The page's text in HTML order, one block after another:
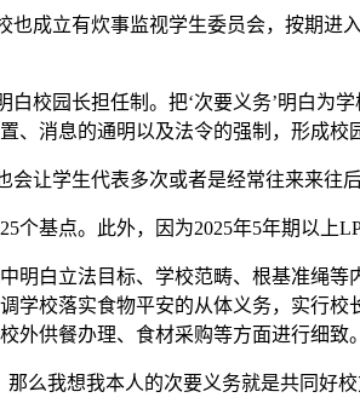
立有炊事监视学生委员会，按期进
园长担任制。把‘次要义务’明白为
、消息的通明以及法令的强制，形成校
学生代表多次或者是经常往来来往
基点。此外，因为2025年5年期以上
白立法目标、学校范畴、根基准绳等
学校落实食物平安的从体义务，实行
外供餐办理、食材采购等方面进行细致。
我想我本人的次要义务就是共同好